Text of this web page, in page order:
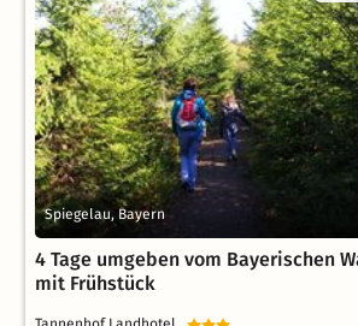
Spiegelau, Bayern
4 Tage umgeben vom Bayerischen
mit Frühstück